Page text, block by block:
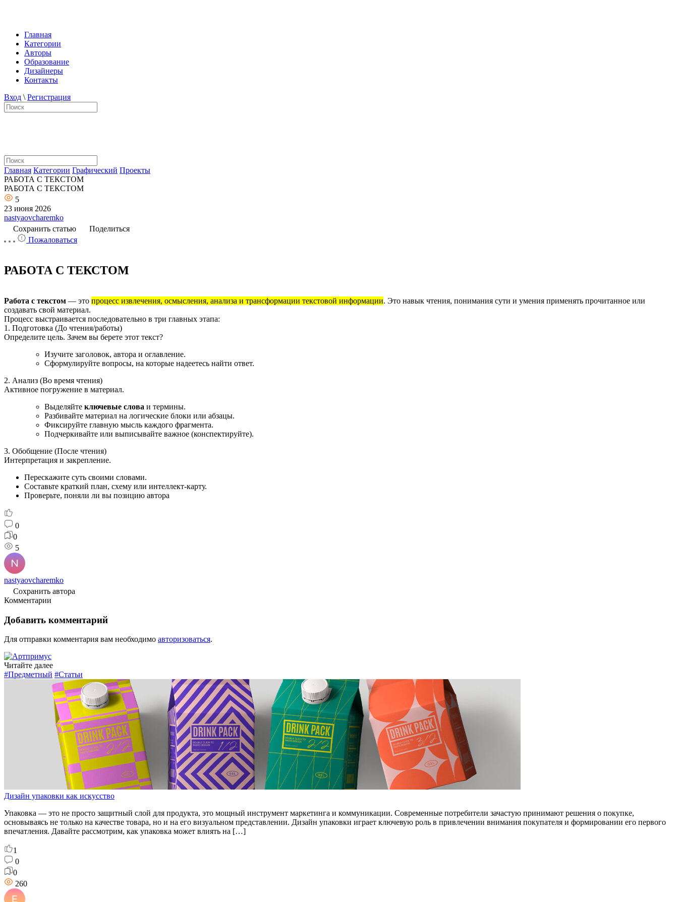
Главная
Категории
Авторы
Образование
Дизайнеры
Контакты
Вход \ Регистрация
Главная Категории Графический Проекты
РАБОТА С ТЕКСТОМ
РАБОТА С ТЕКСТОМ
5
23 июня 2026
nastyaovcharemko
Сохранить статью
Поделиться
Пожаловаться
РАБОТА С ТЕКСТОМ
Работа с текстом — это процесс извлечения, осмысления, анализа и трансформации текстовой информации. Это навык чтения, понимания сути и умения применять прочитанное или
создавать свой материал.
Процесс выстраивается последовательно в три главных этапа:
1. Подготовка (До чтения/работы)
Определите цель. Зачем вы берете этот текст?
Изучите заголовок, автора и оглавление.
Сформулируйте вопросы, на которые надеетесь найти ответ.
2. Анализ (Во время чтения)
Активное погружение в материал.
Выделяйте ключевые слова и термины.
Разбивайте материал на логические блоки или абзацы.
Фиксируйте главную мысль каждого фрагмента.
Подчеркивайте или выписывайте важное (конспектируйте).
3. Обобщение (После чтения)
Интерпретация и закрепление.
Перескажите суть своими словами.
Составьте краткий план, схему или интеллект-карту.
Проверьте, поняли ли вы позицию автора
0
0
5
nastyaovcharemko
Сохранить автора
Комментарии
Добавить комментарий
Для отправки комментария вам необходимо авторизоваться.
Читайте далее
#Предметный #Статьи
Дизайн упаковки как искусство
Упаковка — это не просто защитный слой для продукта, это мощный инструмент маркетинга и коммуникации. Современные потребители зачастую принимают решения о покупке,
основываясь не только на качестве товара, но и на его визуальном представлении. Дизайн упаковки играет ключевую роль в привлечении внимания покупателя и формировании его первого
впечатления. Давайте рассмотрим, как упаковка может влиять на […]
1
0
0
260